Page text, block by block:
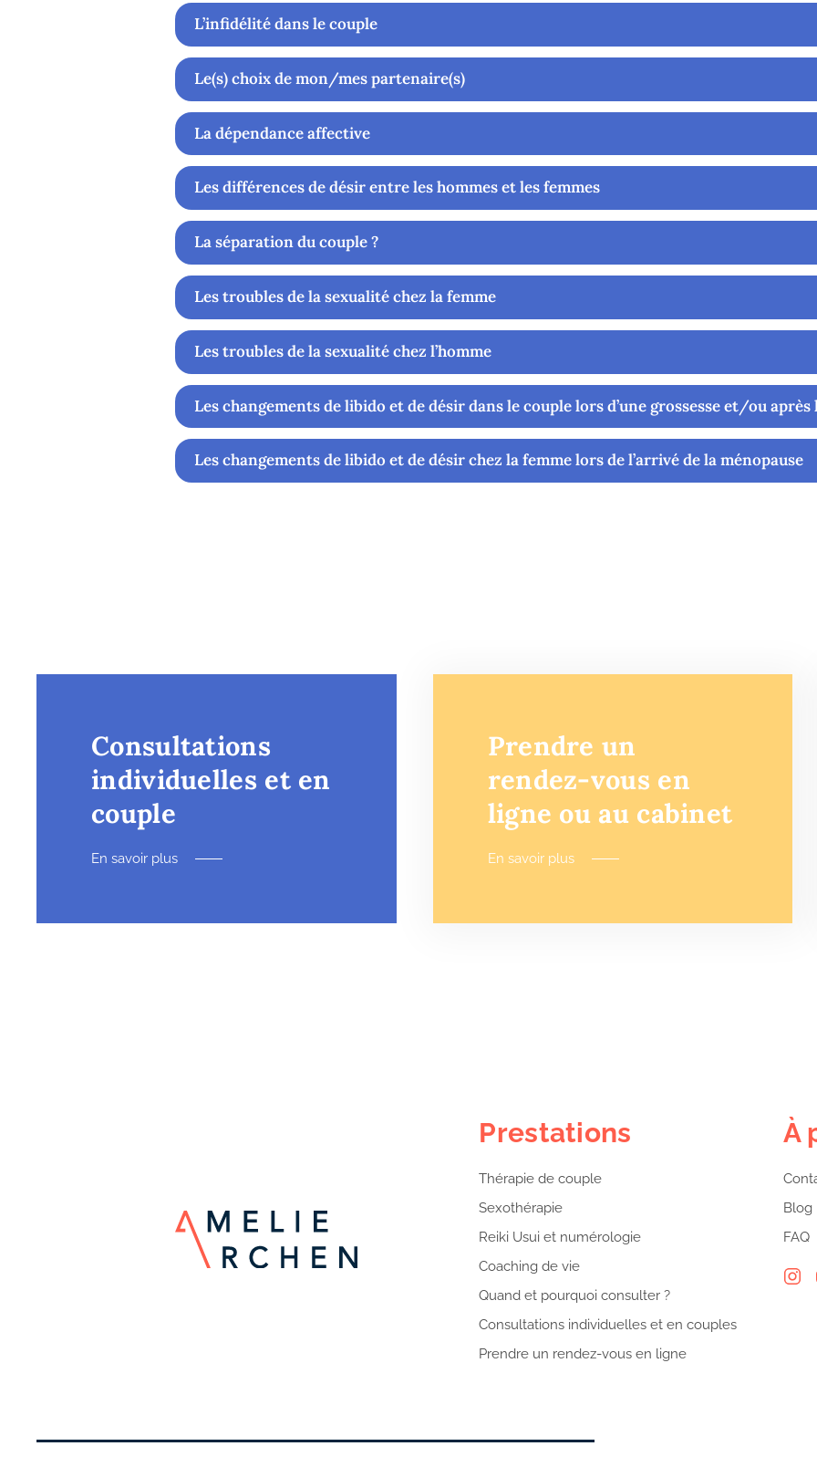
L’infidélité dans le couple
Le(s) choix de mon/mes partenaire(s)
La dépendance affective
Les différences de désir entre les hommes et les femmes
La séparation du couple ?
Les troubles de la sexualité chez la femme
Les troubles de la sexualité chez l’homme
Les changements de libido et de désir dans le couple lors d’une grossesse et/ou après
Les changements de libido et de désir chez la femme lors de l’arrivé de la ménopause
Consultations
individuelles et en
couple
En savoir plus
Prendre un
rendez-vous en
ligne ou au cabinet
En savoir plus
Prestations
Thérapie de couple
Sexothérapie
Reiki Usui et numérologie
Coaching de vie
Quand et pourquoi consulter ?
Consultations individuelles et en couples
Prendre un rendez-vous en ligne
À
Blog
FAQ